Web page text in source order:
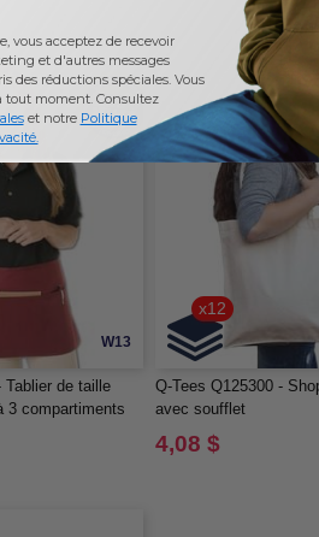
W13
Tablier de taille
3 compartiments
x12
Q-Tees Q125300 -
avec soufflet
4,08 $
vous acceptez de recevoir
et d'autres messages
des réductions spéciales. Vous
tout moment. Consultez
et notre Politique